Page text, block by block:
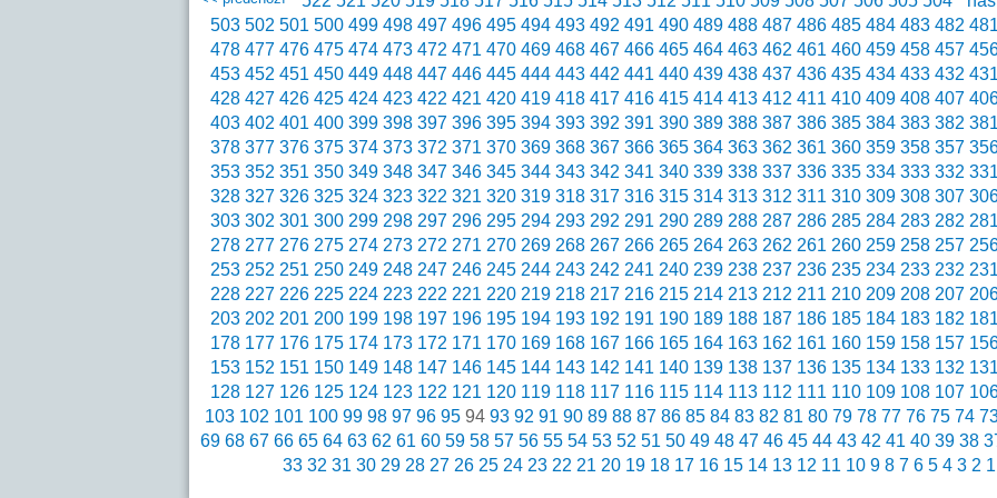
503 502 501 500 499 498 497 496 495 494 493 492 491 490 489 488 487 486 485 484 483 482
478 477 476 475 474 473 472 471 470 469 468 467 466 465 464 463 462 461 460 459 458 457
453 452 451 450 449 448 447 446 445 444 443 442 441 440 439 438 437 436 435 434 433 432
428 427 426 425 424 423 422 421 420 419 418 417 416 415 414 413 412 411 410 409 408 407
403 402 401 400 399 398 397 396 395 394 393 392 391 390 389 388 387 386 385 384 383 382
378 377 376 375 374 373 372 371 370 369 368 367 366 365 364 363 362 361 360 359 358 357
353 352 351 350 349 348 347 346 345 344 343 342 341 340 339 338 337 336 335 334 333 332
328 327 326 325 324 323 322 321 320 319 318 317 316 315 314 313 312 311 310 309 308 307
303 302 301 300 299 298 297 296 295 294 293 292 291 290 289 288 287 286 285 284 283 282
278 277 276 275 274 273 272 271 270 269 268 267 266 265 264 263 262 261 260 259 258 257
253 252 251 250 249 248 247 246 245 244 243 242 241 240 239 238 237 236 235 234 233 232
228 227 226 225 224 223 222 221 220 219 218 217 216 215 214 213 212 211 210 209 208 207
203 202 201 200 199 198 197 196 195 194 193 192 191 190 189 188 187 186 185 184 183 182
178 177 176 175 174 173 172 171 170 169 168 167 166 165 164 163 162 161 160 159 158 157
153 152 151 150 149 148 147 146 145 144 143 142 141 140 139 138 137 136 135 134 133 132
128 127 126 125 124 123 122 121 120 119 118 117 116 115 114 113 112 111 110 109 108 107
103 102 101 100 99 98 97 96 95 94 93 92 91 90 89 88 87 86 85 84 83 82 81 80 79 78 77 76 75 74
69 68 67 66 65 64 63 62 61 60 59 58 57 56 55 54 53 52 51 50 49 48 47 46 45 44 43 42 41 40 39 38
33 32 31 30 29 28 27 26 25 24 23 22 21 20 19 18 17 16 15 14 13 12 11 10 9 8 7 6 5 4 3 2 1